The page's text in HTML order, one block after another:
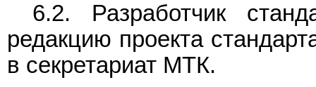
6.2. Разработчик
редакцию проекта
в секретариат МТК.